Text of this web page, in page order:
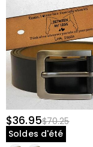
Offrez-lui la force de
et les bas—créez sa
$36.95$70.25
Soldes d'été